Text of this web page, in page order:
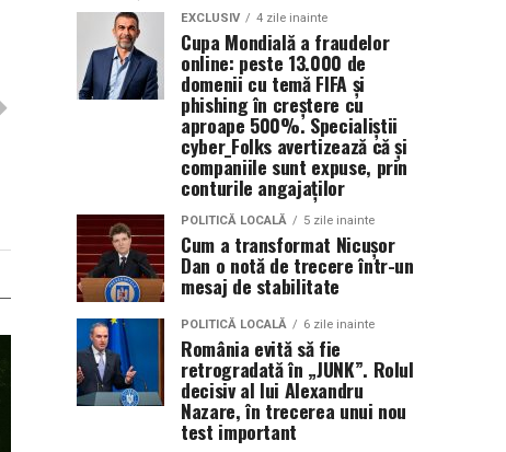
EXCLUSIV 4 zile inainte
Cupa Mondială a fraudelor
online: peste 13.000 de
domenii cu temă FIFA și
phishing în creștere cu
aproape 500%. Specialiștii
cyber_Folks avertizează că și
companiile sunt expuse, prin
conturile angajaților
POLITICĂ LOCALĂ 5 zile inainte
Cum a transformat Nicușor
Dan o notă de trecere într-un
mesaj de stabilitate
POLITICĂ LOCALĂ 6 zile inainte
România evită să fie
retrogradată în „JUNK”. Rolul
decisiv al lui Alexandru
Nazare, în trecerea unui nou
test important